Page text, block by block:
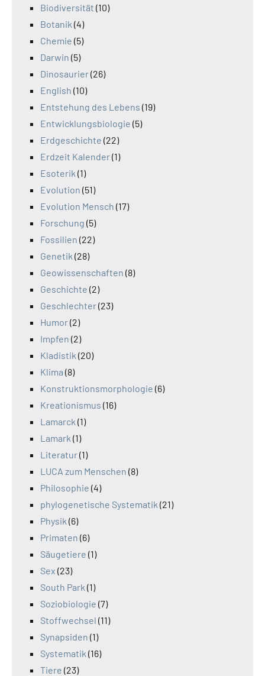
Biodiversität (10)
Botanik (4)
Chemie (5)
Darwin (5)
Dinosaurier(26)
English (10)
Entstehung des Lebens (19)
Entwicklungsbiologie (5)
Erdgeschichte (22)
Erdzeit Kalender(1)
Esoterik (1)
Evolution (51)
Evolution Mensch (17)
Forschung (5)
Fossilien (22)
Genetik (28)
Geowissenschaften (8)
Geschichte (2)
Geschlechter(23)
Humor(2)
Impfen (2)
Kladistik (20)
Klima (8)
Konstruktionsmorphologie (6)
Kreationismus (16)
Lamarck (1)
Lamark (1)
Literatur(1)
LUCA zum Menschen (8)
Philosophie (4)
phylogenetische Systematik (21)
Physik (6)
Primaten (6)
Säugetiere (1)
Sex (23)
South Park (1)
Soziobiologie (7)
Stoffwechsel (11)
Synapsiden (1)
Systematik (16)
Tiere (23)